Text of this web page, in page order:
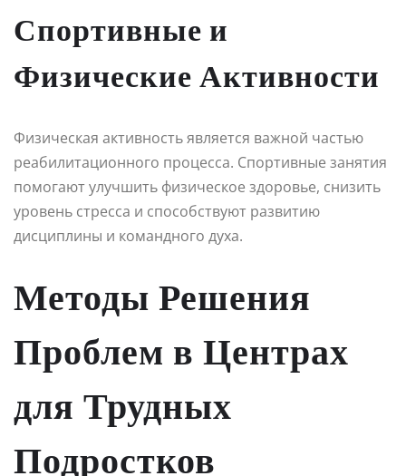
Спортивные и
Физические Активности
Физическая активность является важной частью
реабилитационного процесса. Спортивные занятия
помогают улучшить физическое здоровье, снизить
уровень стресса и способствуют развитию
дисциплины и командного духа.
Методы Решения
Проблем в Центрах
для Трудных
Подростков